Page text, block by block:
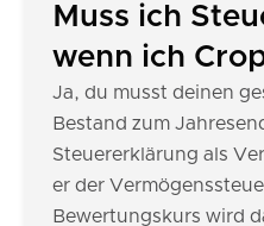
Muss ich
wenn ich
Ja, du musst deinen
Bestand zum
Steuererklärung als
er der
Bewertungskurs wird